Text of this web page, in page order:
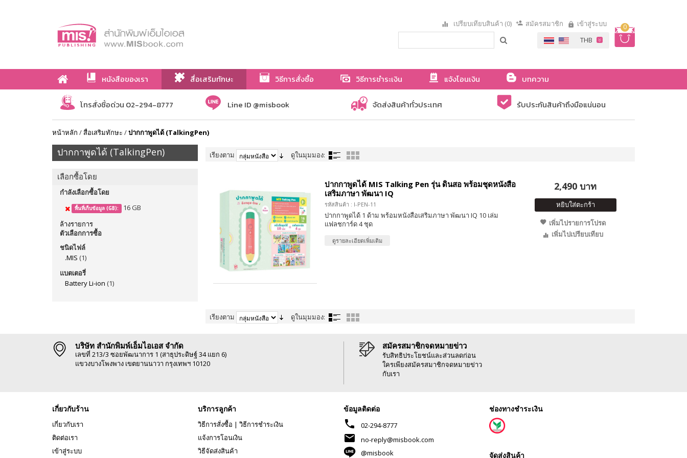
0
เปรียบเทียบสินค้า (0) สมัครสมาชิก เข้าสู่ระบบ
หนังสือของเรา สื่อเสริมทักษะ วิธีการสั่งซื้อ วิธีการชำระเงิน แจ้งโอนเงิน
บทความ
เกี่ยวกับเรา
โทรสั่งซื้อด่วน 02-294-8777 Line ID @misbook จัดส่งสินค้าทั่วประเทศ รับประกันสินค้าถึงมือแน่นอน
หน้าหลัก /สื่อเสริมทักษะ /ปากกาพูดได้ (TalkingPen)
ปากกาพูดได้ (TalkingPen)
เลือกซื้อโดย
กำลังเลือกซื้อโดย
พื้นที่เก็บข้อมูล (GB):
16 GB
ล้างรายการ
ตัวเลือกการซื้อ
ชนิดไฟล์
.MIS (1)
แบตเตอรี่
Battery Li-ion (1)
เรียงตาม ดูในมุมมอง:
ปากกาพูดได้ MIS Talking Pen รุ่น ดินสอ พร้อมชุดหนังสือ
เสริมภาษา พัฒนา IQ
รหัสสินค้า : I-PEN-11
ปากกาพูดได้ 1 ด้าม พร้อมหนังสือเสริมภาษา พัฒนา IQ 10 เล่ม
แฟลชการ์ด 4 ชุด
ดูรายละเอียดเพิ่มเติม
2,490 บาท
หยิบใส่ตะกร้า
เพิ่มไปรายการโปรด
เพิ่มไปเปรียบเทียบ
เรียงตาม ดูในมุมมอง:
บริษัท สำนักพิมพ์เอ็มไอเอส จำกัด
เลขที่ 213/3 ซอยพัฒนาการ 1 (สาธุประดิษฐ์ 34 แยก 6)
แขวงบางโพงพาง เขตยานนาวา กรุงเทพฯ 10120
สมัครสมาชิกจดหมายข่าว
รับสิทธิประโยชน์และส่วนลดก่อน
ใครเพียงสมัครสมาชิกจดหมายข่าว
กับเรา
เกี่ยวกับร้าน
เกี่ยวกับเรา
ติดต่อเรา
เข้าสู่ระบบ
บริการลูกค้า
วิธีการสั่งซื้อ | วิธีการชำระเงิน
แจ้งการโอนเงิน
วิธีจัดส่งสินค้า
ข้อมูลติดต่อ
phone 02-294-8777
mail
no-reply@misbook.com
@misbook
ช่องทางชำระเงิน
จัดส่งสินค้า